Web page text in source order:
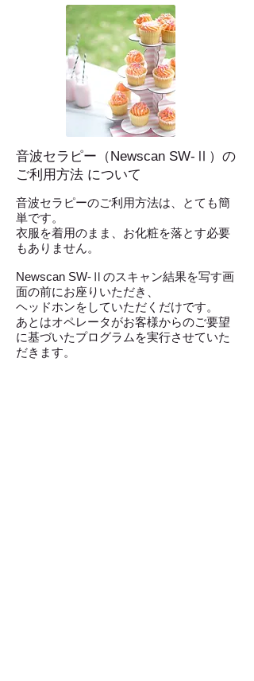
音波セラピー（Newscan SW-Ⅱ）の
ご利用方法 について
音波セラピーのご利用方法は、とても簡
単です。
衣服を着用のまま、お化粧を落とす必要
もありません。
Newscan SW-Ⅱのスキャン結果を写す画
面の前にお座りいただき、
ヘッドホンをしていただくだけです。
あとはオペレータがお客様からのご要望
に基づいたプログラムを実行させていた
だきます。